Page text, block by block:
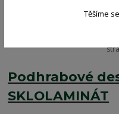
Podhrabové
SKLOLAMINÁT
Těšíme